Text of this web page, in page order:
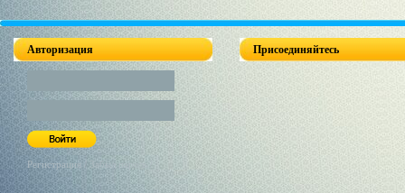
Авторизация
Регистрация / Забыл пароль?
Присоединяйтесь